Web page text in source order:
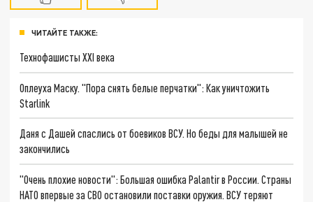
ЧИТАЙТЕ ТАКЖЕ:
Технофашисты XXI века
Оплеуха Маску. "Пора снять белые перчатки": Как уничтожить
Starlink
Даня с Дашей спаслись от боевиков ВСУ. Но беды для малышей не
закончились
"Очень плохие новости": Большая ошибка Palantir в России. Страны
НАТО впервые за СВО остановили поставки оружия. ВСУ теряют